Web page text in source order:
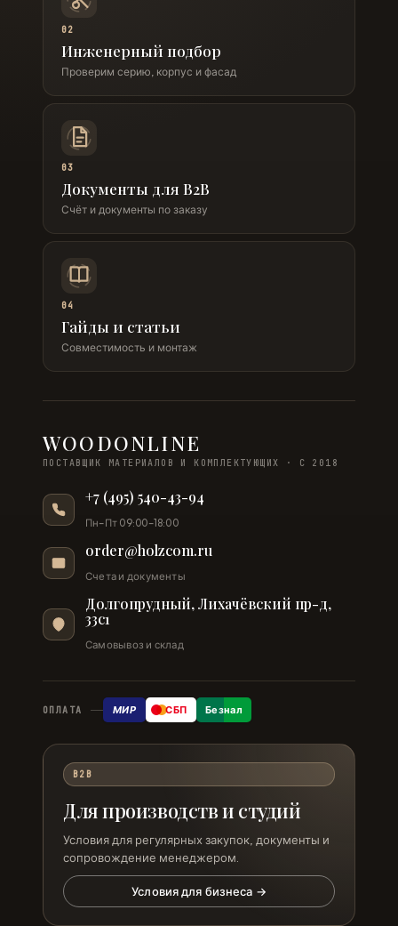
02
Инженерный подбор
Проверим серию, корпус и фасад
03
Документы для B2B
Счёт и документы по заказу
04
Гайды и статьи
Совместимость и монтаж
WOODONLINE
ПОСТАВЩИК МАТЕРИАЛОВ И КОМПЛЕКТУЮЩИХ · С 2018
+7 (495) 540-43-94
Пн–Пт 09:00–18:00
order@holzcom.ru
Счета и документы
Долгопрудный, Лихачёвский пр-д,
33с1
Самовывоз и склад
ОПЛАТА МИР СБП Безнал
B2B
Для производств и студий
Условия для регулярных закупок, документы и
сопровождение менеджером.
Условия для бизнеса →